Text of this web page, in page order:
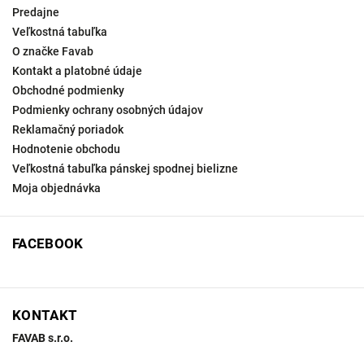
Predajne
Veľkostná tabuľka
O značke Favab
Kontakt a platobné údaje
Obchodné podmienky
Podmienky ochrany osobných údajov
Reklamačný poriadok
Hodnotenie obchodu
Veľkostná tabuľka pánskej spodnej bielizne
Moja objednávka
FACEBOOK
KONTAKT
FAVAB s.r.o.